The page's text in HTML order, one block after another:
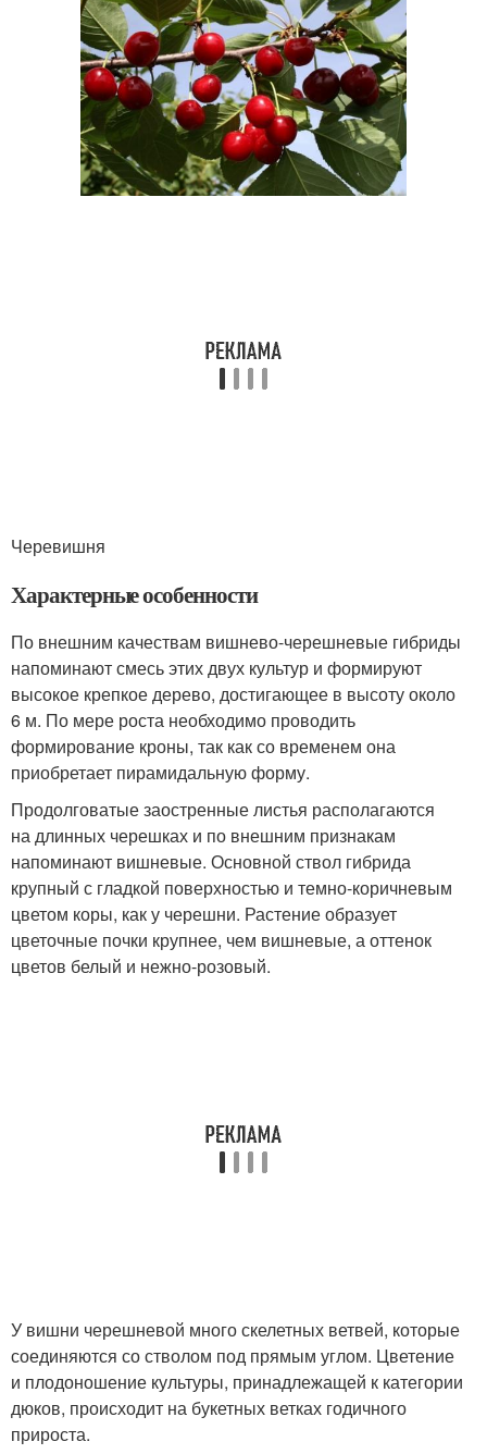
Черевишня
Характерные особенности
По внешним качествам вишнево-черешневые гибриды
напоминают смесь этих двух культур и формируют
высокое крепкое дерево, достигающее в высоту около
6 м. По мере роста необходимо проводить
формирование кроны, так как со временем она
приобретает пирамидальную форму.
Продолговатые заостренные листья располагаются
на длинных черешках и по внешним признакам
напоминают вишневые. Основной ствол гибрида
крупный с гладкой поверхностью и темно-коричневым
цветом коры, как у черешни. Растение образует
цветочные почки крупнее, чем вишневые, а оттенок
цветов белый и нежно-розовый.
У вишни черешневой много скелетных ветвей, которые
соединяются со стволом под прямым углом. Цветение
и плодоношение культуры, принадлежащей к категории
дюков, происходит на букетных ветках годичного
прироста.